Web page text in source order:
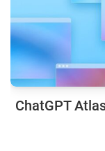
ChatGPT